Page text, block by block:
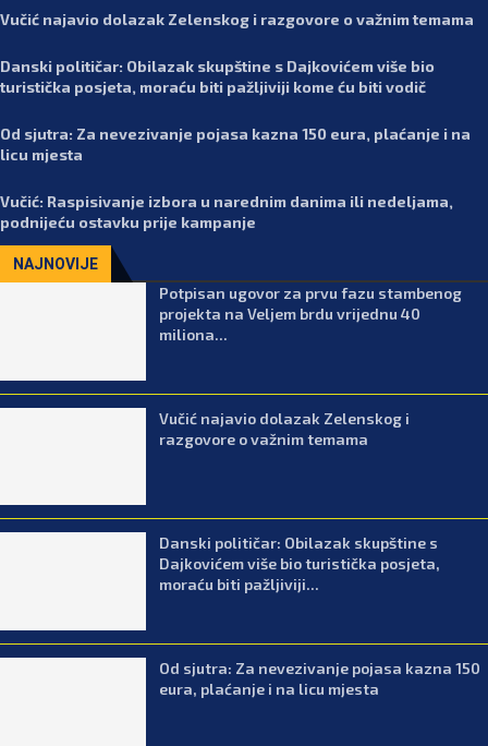
Vučić najavio dolazak Zelenskog i razgovore o važnim temama
Danski političar: Obilazak skupštine s Dajkovićem više bio
turistička posjeta, moraću biti pažljiviji kome ću biti vodič
Od sjutra: Za nevezivanje pojasa kazna 150 eura, plaćanje i na
licu mjesta
Vučić: Raspisivanje izbora u narednim danima ili nedeljama,
podnijeću ostavku prije kampanje
NAJNOVIJE
Potpisan ugovor za prvu fazu stambenog
projekta na Veljem brdu vrijednu 40
miliona...
Vučić najavio dolazak Zelenskog i
razgovore o važnim temama
Danski političar: Obilazak skupštine s
Dajkovićem više bio turistička posjeta,
moraću biti pažljiviji...
Od sjutra: Za nevezivanje pojasa kazna 150
eura, plaćanje i na licu mjesta